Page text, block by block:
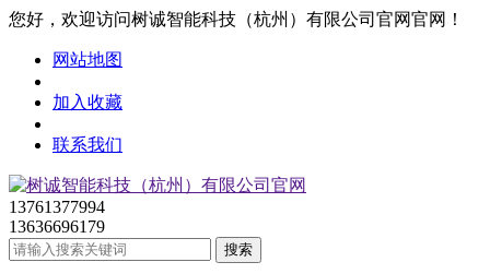
您好，欢迎访问树诚智能科技（杭州）有限公司官网官网！
网站地图
加入收藏
联系我们
13761377994
13636696179